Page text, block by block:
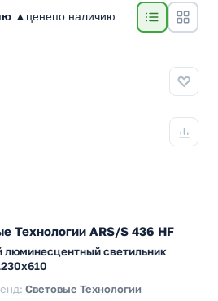
▲ ценепо наличию
Технологии ARS/S 436 HF
люминесцентный светильник
Световые Технологии